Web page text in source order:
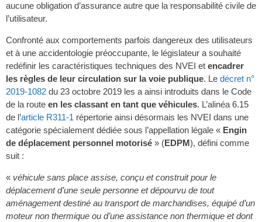
aucune obligation d’assurance autre que la responsabilité civile de
l’utilisateur.
Confronté aux comportements parfois dangereux des utilisateurs
et à une accidentologie préoccupante, le législateur a souhaité
redéfinir les caractéristiques techniques des NVEI et encadrer
les règles de leur circulation sur la voie publique. Le décret n°
2019-1082 du 23 octobre 2019 les a ainsi introduits dans le Code
de la route en les classant en tant que véhicules. L’alinéa 6.15
de l’article R311-1 répertorie ainsi désormais les NVEI dans une
catégorie spécialement dédiée sous l’appellation légale « Engin
de déplacement personnel motorisé » (EDPM), défini comme
suit :
« véhicule sans place assise, conçu et construit pour le
déplacement d’une seule personne et dépourvu de tout
aménagement destiné au transport de marchandises, équipé d’un
moteur non thermique ou d’une assistance non thermique et dont